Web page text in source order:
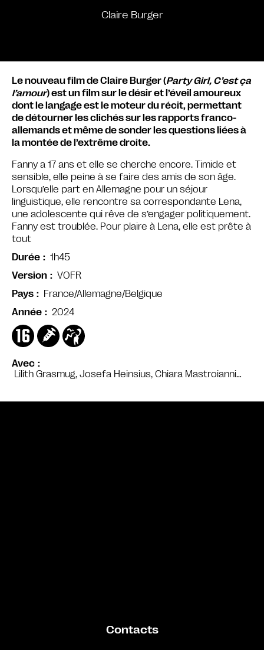
Claire Burger
Avec
Lilith Grasmug, Josefa Heinsius, Chiara Mastroianni…
Le nouveau film de Claire Burger (Party Girl, C’est ça
l’amour) est un film sur le désir et l’éveil amoureux
dont le langage est le moteur du récit, permettant
de détourner les clichés sur les rapports franco-
allemands et même de sonder les questions liées à
la montée de l’extrême droite.
Fanny a 17 ans et elle se cherche encore. Timide et
sensible, elle peine à se faire des amis de son âge.
Lorsqu’elle part en Allemagne pour un séjour
linguistique, elle rencontre sa correspondante Lena,
une adolescente qui rêve de s’engager politiquement.
Fanny est troublée. Pour plaire à Lena, elle est prête à
tout
Durée
1h45
Version
VOFR
Pays
France/Allemagne/Belgique
Année
2024
Contacts